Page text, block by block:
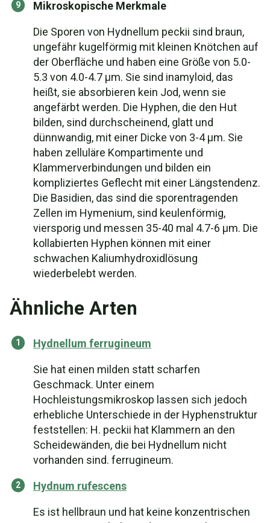
Mikroskopische Merkmale
Die Sporen von Hydnellum peckii sind braun,
ungefähr kugelförmig mit kleinen Knötchen auf
der Oberfläche und haben eine Größe von 5.0-
5.3 von 4.0-4.7 µm. Sie sind inamyloid, das
heißt, sie absorbieren kein Jod, wenn sie
angefärbt werden. Die Hyphen, die den Hut
bilden, sind durchscheinend, glatt und
dünnwandig, mit einer Dicke von 3-4 µm. Sie
haben zelluläre Kompartimente und
Klammerverbindungen und bilden ein
kompliziertes Geflecht mit einer Längstendenz.
Die Basidien, das sind die sporentragenden
Zellen im Hymenium, sind keulenförmig,
viersporig und messen 35-40 mal 4.7-6 µm. Die
kollabierten Hyphen können mit einer
schwachen Kaliumhydroxidlösung
wiederbelebt werden.
Ähnliche Arten
Hydnellum ferrugineum
Sie hat einen milden statt scharfen
Geschmack. Unter einem
Hochleistungsmikroskop lassen sich jedoch
erhebliche Unterschiede in der Hyphenstruktur
feststellen: H. peckii hat Klammern an den
Scheidewänden, die bei Hydnellum nicht
vorhanden sind. ferrugineum.
Hydnum rufescens
Es ist hellbraun und hat keine konzentrischen